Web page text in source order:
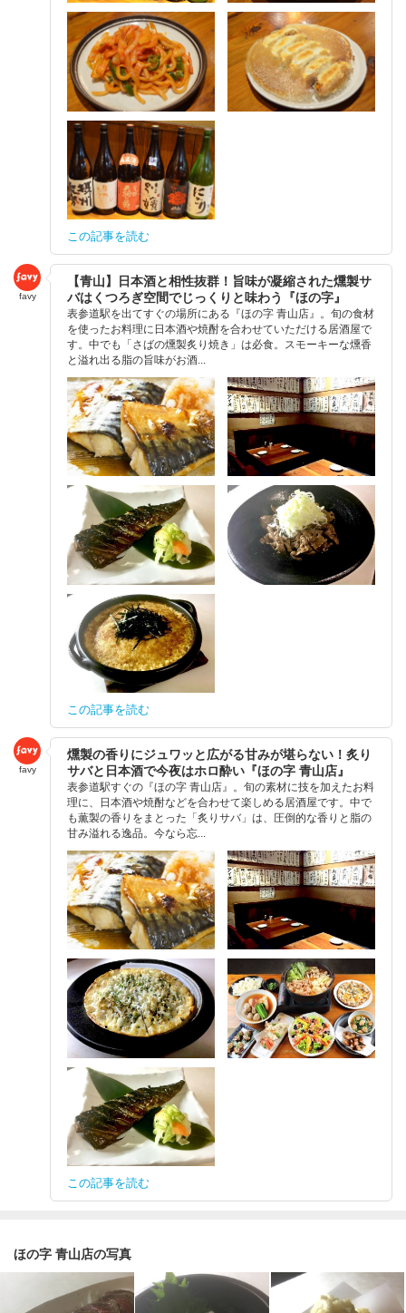
この記事を読む
favy
【青山】日本酒と相性抜群！旨味が凝縮された燻製サ
バはくつろぎ空間でじっくりと味わう『ほの字』
表参道駅を出てすぐの場所にある『ほの字 青山店』。旬の食材
を使ったお料理に日本酒や焼酎を合わせていただける居酒屋で
す。中でも「さばの燻製炙り焼き」は必食。スモーキーな燻香
と溢れ出る脂の旨味がお酒...
この記事を読む
favy
燻製の香りにジュワッと広がる甘みが堪らない！炙り
サバと日本酒で今夜はホロ酔い『ほの字 青山店』
表参道駅すぐの『ほの字 青山店』。旬の素材に技を加えたお料
理に、日本酒や焼酎などを合わせて楽しめる居酒屋です。中で
も薫製の香りをまとった「炙りサバ」は、圧倒的な香りと脂の
甘み溢れる逸品。今なら忘...
この記事を読む
ほの字 青山店の写真